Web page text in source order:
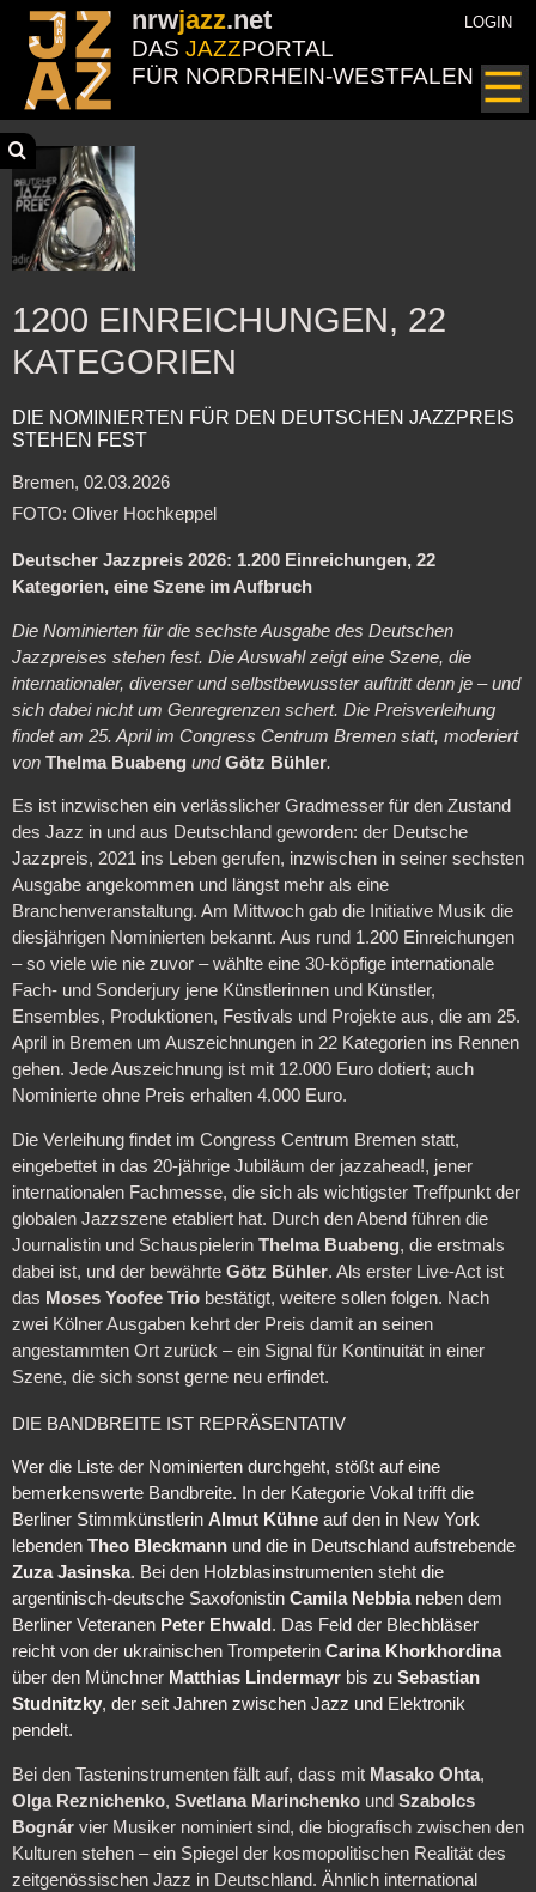
nrwjazz.net
DAS JAZZPORTAL
FÜR NORDRHEIN-WESTFALEN
LOGIN
1200 EINREICHUNGEN, 22
KATEGORIEN
DIE NOMINIERTEN FÜR DEN DEUTSCHEN JAZZPREIS
STEHEN FEST
Bremen, 02.03.2026
FOTO: Oliver Hochkeppel
Deutscher Jazzpreis 2026: 1.200 Einreichungen, 22
Kategorien, eine Szene im Aufbruch
Die Nominierten für die sechste Ausgabe des Deutschen
Jazzpreises stehen fest. Die Auswahl zeigt eine Szene, die
internationaler, diverser und selbstbewusster auftritt denn je – und
sich dabei nicht um Genregrenzen schert. Die Preisverleihung
findet am 25. April im Congress Centrum Bremen statt, moderiert
von Thelma BuabengundGötz Bühler.
Es ist inzwischen ein verlässlicher Gradmesser für den Zustand
des Jazz in und aus Deutschland geworden: der Deutsche
Jazzpreis, 2021 ins Leben gerufen, inzwischen in seiner sechsten
Ausgabe angekommen und längst mehr als eine
Branchenveranstaltung. Am Mittwoch gab die Initiative Musik die
diesjährigen Nominierten bekannt. Aus rund 1.200 Einreichungen
– so viele wie nie zuvor – wählte eine 30-köpfige internationale
Fach- und Sonderjury jene Künstlerinnen und Künstler,
Ensembles, Produktionen, Festivals und Projekte aus, die am 25.
April in Bremen um Auszeichnungen in 22 Kategorien ins Rennen
gehen. Jede Auszeichnung ist mit 12.000 Euro dotiert; auch
Nominierte ohne Preis erhalten 4.000 Euro.
Die Verleihung findet im Congress Centrum Bremen statt,
eingebettet in das 20-jährige Jubiläum der jazzahead!, jener
internationalen Fachmesse, die sich als wichtigster Treffpunkt der
globalen Jazzszene etabliert hat. Durch den Abend führen die
Journalistin und Schauspielerin Thelma Buabeng, die erstmals
dabei ist, und der bewährte Götz Bühler. Als erster Live-Act ist
das Moses Yoofee Triobestätigt, weitere sollen folgen. Nach
zwei Kölner Ausgaben kehrt der Preis damit an seinen
angestammten Ort zurück – ein Signal für Kontinuität in einer
Szene, die sich sonst gerne neu erfindet.
DIE BANDBREITE IST REPRÄSENTATIV
Wer die Liste der Nominierten durchgeht, stößt auf eine
bemerkenswerte Bandbreite. In der Kategorie Vokal trifft die
Berliner Stimmkünstlerin Almut Kühneauf den in New York
lebenden Theo Bleckmannund die in Deutschland aufstrebende
Zuza Jasinska. Bei den Holzblasinstrumenten steht die
argentinisch-deutsche Saxofonistin Camila Nebbianeben dem
Berliner Veteranen Peter Ehwald. Das Feld der Blechbläser
reicht von der ukrainischen Trompeterin Carina Khorkhordina
über den Münchner Matthias Lindermayrbis zu Sebastian
Studnitzky, der seit Jahren zwischen Jazz und Elektronik
pendelt.
Bei den Tasteninstrumenten fällt auf, dass mit Masako Ohta,
Olga Reznichenko, Svetlana Marinchenkound Szabolcs
Bognárvier Musiker nominiert sind, die biografisch zwischen den
Kulturen stehen – ein Spiegel der kosmopolitischen Realität des
zeitgenössischen Jazz in Deutschland. Ähnlich international